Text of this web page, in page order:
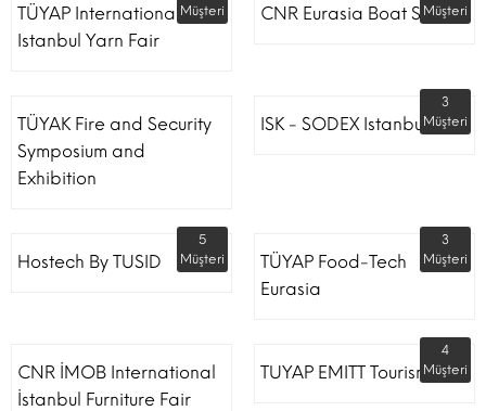
TÜYAP International
Istanbul Yarn Fair
Müşteri CNR Eurasia Boat Show
Müşteri
TÜYAK Fire and Security
Symposium and
Exhibition
ISK - SODEX Istanbul
3
Müşteri
Hostech By TUSID
5
Müşteri
TÜYAP Food-Tech
Eurasia
3
Müşteri
CNR İMOB International
İstanbul Furniture Fair
TUYAP EMITT Tourism Fair
4
Müşteri